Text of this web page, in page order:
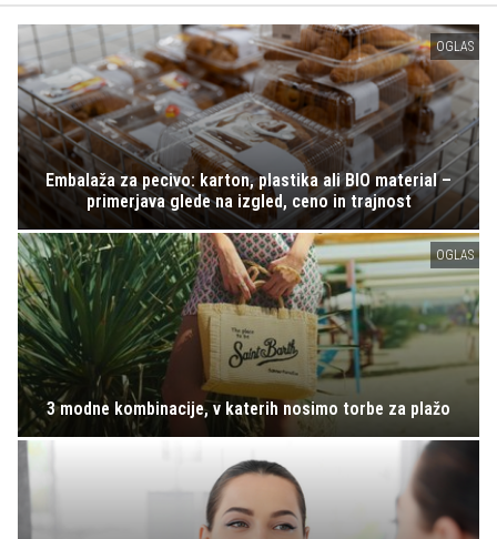
OGLAS
Embalaža za pecivo: karton, plastika ali BIO material –
primerjava glede na izgled, ceno in trajnost
OGLAS
3 modne kombinacije, v katerih nosimo torbe za plažo